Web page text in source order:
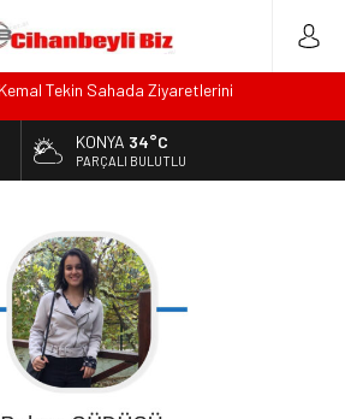
Tekin Sahada Ziyaretlerini
şekilde Can Verdi
oksijen tüpünün patlaması sonucu hayatını
TİCARİ ARAÇ TAKLA ATTI: 2’Sİ ÇOCUK, 3
Yaralanmıştı, Tedavi gördüğü Hastanede
KONYA 34°C
PARÇALI BULUTLU